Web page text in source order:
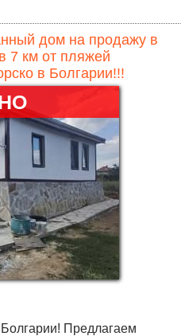
дом на продажу в
7 км от пляжей
в Болгарии!!!
Предлагаем